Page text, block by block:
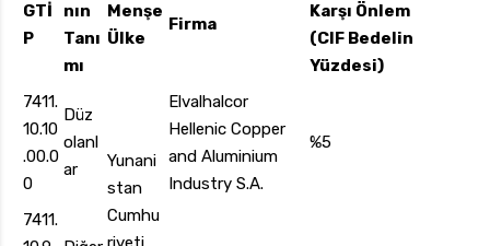
GTİ
P
nın
Tanı
mı
Menşe
Ülke
Firma
Karşı Önlem
(CIF Bedelin
Yüzdesi)
7411.
10.10
.00.0
0
Düz
olanl
ar
Yunani
stan
Cumhu
Elvalhalcor
Hellenic Copper
and Aluminium
Industry S.A.
%5
7411.